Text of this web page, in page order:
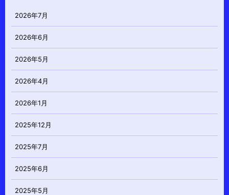
2026年7月
2026年6月
2026年5月
2026年4月
2026年1月
2025年12月
2025年7月
2025年6月
2025年5月